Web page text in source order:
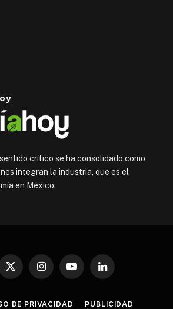
crítico se ha consolidado como
integran la industria, que es el
en México.
X
InstagramYouTubeLinkedIn
DE PRIVACIDAD PUBLICIDAD